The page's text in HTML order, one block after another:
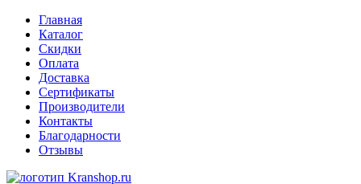
Главная
Каталог
Скидки
Оплата
Доставка
Сертификаты
Производители
Контакты
Благодарности
Отзывы